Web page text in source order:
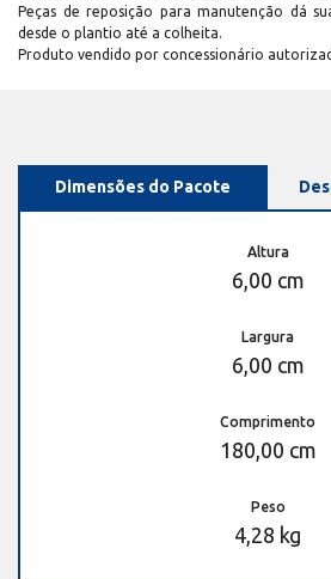
Peças de reposição para manutenção dá
desde o plantio até a colheita.
Produto vendido por concessionário
Dimensões do Pacote
Altura
6,00 cm
Largura
6,00 cm
Comprimento
180,00 cm
Peso
4,28 kg